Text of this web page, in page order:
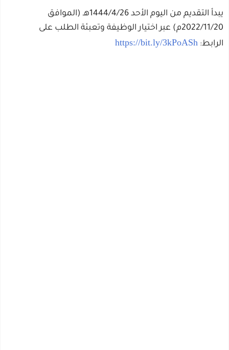
يبدأ التقديم من اليوم الأحد 1444/4/26هـ (الموافق
2022/11/20م) عبر اختيار الوظيفة وتعبئة الطلب على
الرابط: https://bit.ly/3kPoASh